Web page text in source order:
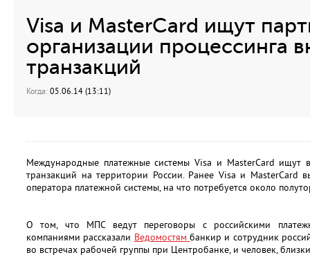
Visa и MasterCard ищут
организации процессинга
транзакций
Когда: 05.06.14 (13:11)
Международные платежные системы Visa и MasterCard ищут
транзакций на территории России. Ранее Visa и MasterCard
оператора платежной системы, на что потребуется около
О том, что МПС ведут переговоры с российскими
компаниями рассказали Ведомостямбанкир и сотрудник
во встречах рабочей группы при Центробанке, и человек,